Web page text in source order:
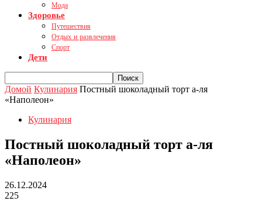
Мода
Здоровье
Путешествия
Отдых и развлечения
Спорт
Дети
Домой Кулинария Постный шоколадный торт а-ля
«Наполеон»
Кулинария
Постный шоколадный торт а-ля
«Наполеон»
26.12.2024
225